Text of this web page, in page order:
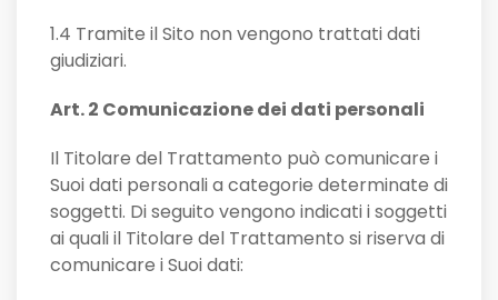
1.4 Tramite il Sito non vengono trattati dati
giudiziari.
Art. 2 Comunicazione dei dati personali
Il Titolare del Trattamento può comunicare i
Suoi dati personali a categorie determinate di
soggetti. Di seguito vengono indicati i soggetti
ai quali il Titolare del Trattamento si riserva di
comunicare i Suoi dati: